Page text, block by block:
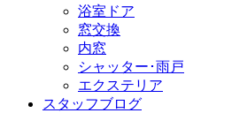
浴室ドア
窓交換
内窓
シャッター･雨戸
エクステリア
スタッフブログ